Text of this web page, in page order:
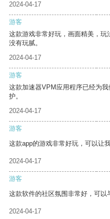
2024-04-17
游客
这款游戏非常好玩，画面精美，
没有玩腻。
2024-04-17
游客
这款加速器VPM应用程序已经为
护。
2024-04-17
游客
这款app的游戏非常好玩，可以让
2024-04-17
游客
这款软件的社区氛围非常好，可以
2024-04-17